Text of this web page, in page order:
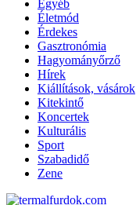
Egyéb
Életmód
Érdekes
Gasztronómia
Hagyományőrző
Hírek
Kiállítások, vásárok
Kitekintő
Koncertek
Kulturális
Sport
Szabadidő
Zene